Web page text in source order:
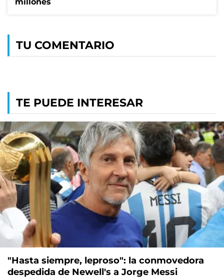
TU COMENTARIO
TE PUEDE INTERESAR
"Hasta siempre, leproso": la conmovedora
despedida de Newell's a Jorge Messi